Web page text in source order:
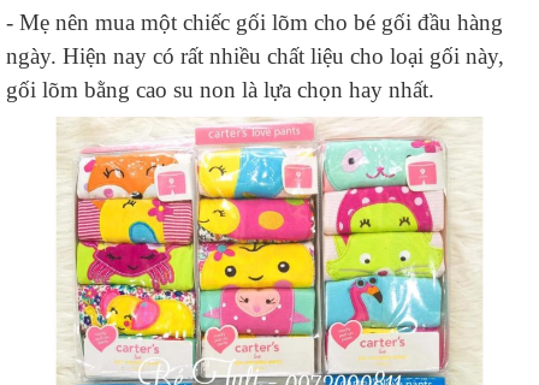
- Mẹ nên mua một chiếc gối lõm cho bé gối đầu hàng
ngày. Hiện nay có rất nhiều chất liệu cho loại gối này,
gối lõm bằng cao su non là lựa chọn hay nhất.